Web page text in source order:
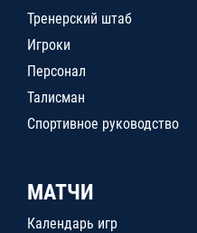
Тренерский штаб
Игроки
Персонал
Талисман
Спортивное руководство
МАТЧИ
Календарь игр